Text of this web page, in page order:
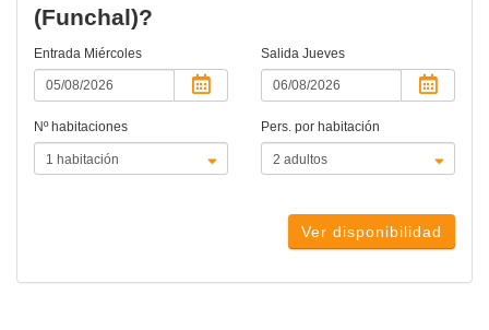
(Funchal)?
Entrada Miércoles Salida Jueves
Nº habitaciones Pers. por habitación
Ver disponibilidad